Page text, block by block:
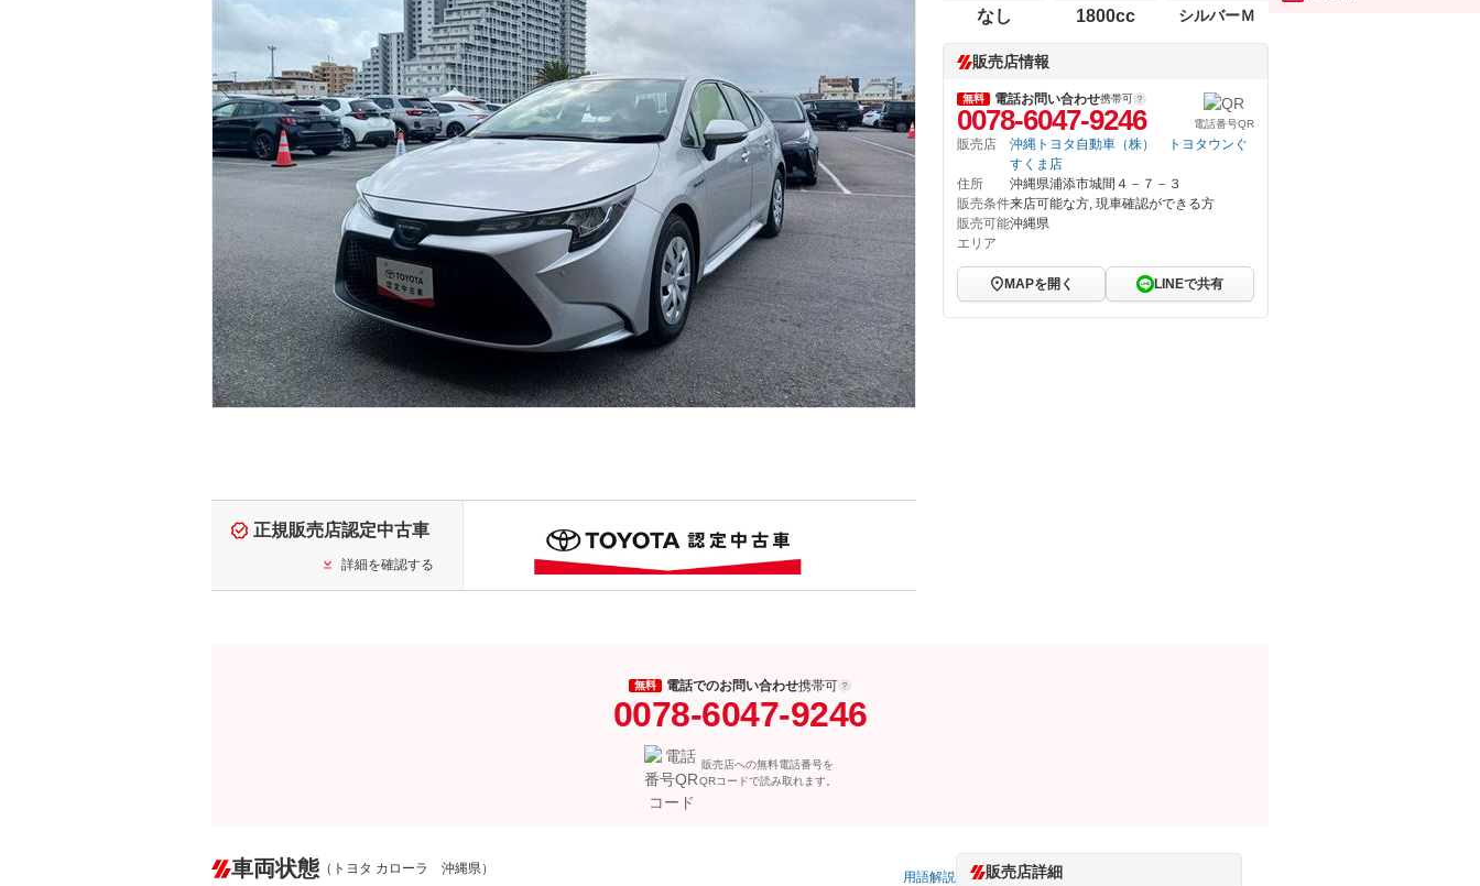
正規販売店認定中古車
詳細を確認する
なし 1800cc シルバーＭ
販売店情報
無料 電話お問い合わせ携帯可
0078-6047-9246 電話番号QR
販売店
沖縄トヨタ自動車（株） トヨタウンぐ
すくま店
住所
沖縄県浦添市城間４－７－３
販売条件来店可能な方, 現車確認ができる方
販売可能
エリア
沖縄県
MAPを開く LINEで共有
無料 電話でのお問い合わせ携帯可
0078-6047-9246
販売店への無料電話番号を
QRコードで読み取れます。
車両状態 （トヨタ カローラ 沖縄県）
用語解説 販売店詳細